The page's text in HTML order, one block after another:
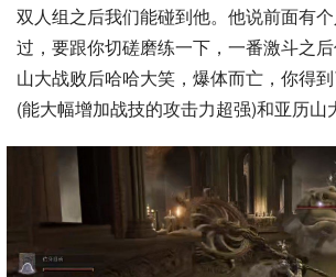
双人组之后我们能碰到他。他说前面有
过，要跟你切磋磨练一下，一番激斗之
山大战败后哈哈大笑，爆体而亡，你得
(能大幅增加战技的攻击力超强)和亚历山